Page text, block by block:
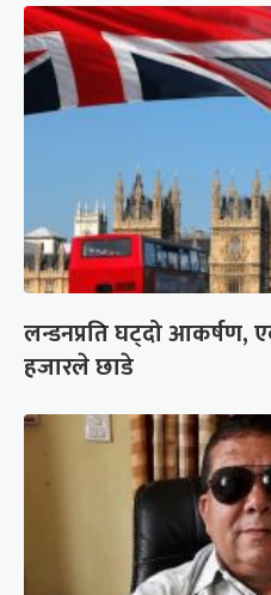
लन्डनप्रति घट्दो आकर्षण,
हजारले छाडे